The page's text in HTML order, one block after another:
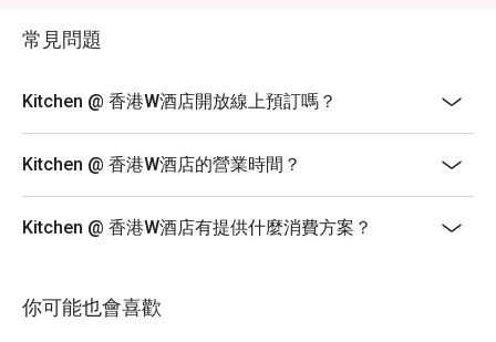
星期五至日、公眾假期及前夕: 18:00 - 20:00 及 20:30 -
查詢: 852 3717 2299 | kitchen.hk@whotels.com
1. 自助餐價格及時段只適用至2026年7月31日
3. 10% 服務費以原價為準
折扣或促銷優惠同時使用
常見問題
Kitchen @ 香港W酒店開放線上預訂嗎？
Kitchen @ 香港W酒店的營業時間？
Kitchen @ 香港W酒店有提供什麼消費方案？
你可能也會喜歡